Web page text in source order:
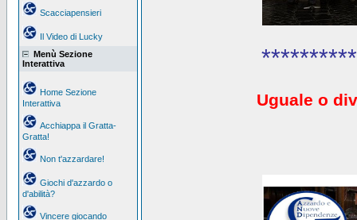
Scacciapensieri
Il Video di Lucky
Menù Sezione
Interattiva
Home Sezione
Interattiva
Acchiappa il Gratta-
Gratta!
Non t'azzardare!
Giochi d'azzardo o
d'abilità?
Vincere giocando
Uguale o